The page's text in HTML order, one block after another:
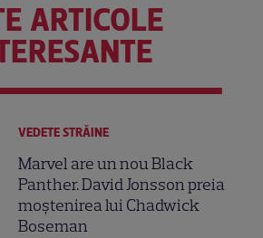
ARTICOLE
VEDETE STRĂINE
Marvel are un nou Black
Panther. David Jonsson preia
moștenirea lui Chadwick
Boseman